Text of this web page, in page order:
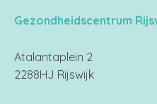
Gezondheidscentrum
Atalantaplein 2
2288HJ Rijswijk